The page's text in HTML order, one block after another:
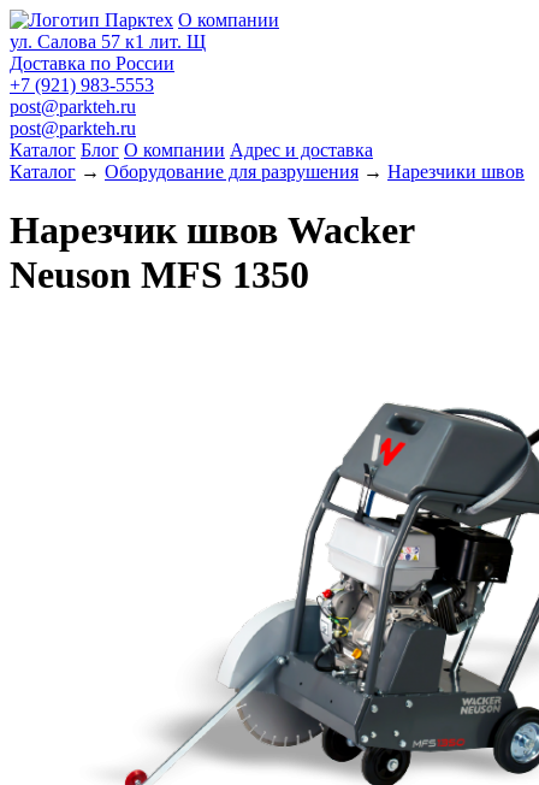
О компании
ул. Салова 57 к1 лит. Щ
Доставка по России
+7 (921) 983-5553
post@parkteh.ru
post@parkteh.ru
Каталог Блог О компании Адрес и доставка
Каталог → Оборудование для разрушения → Нарезчики швов
Нарезчик швов Wacker
Neuson MFS 1350